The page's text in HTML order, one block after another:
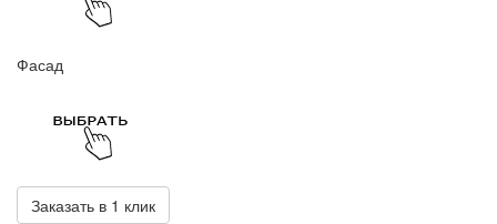
Фасад
Заказать в 1 клик